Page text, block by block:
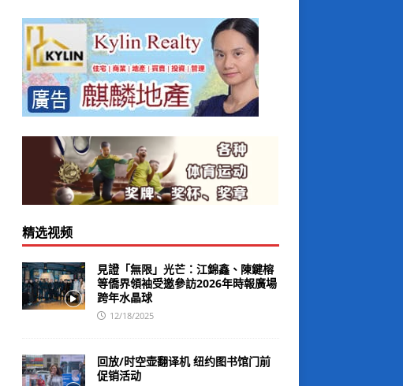
精选视频
見證「無限」光芒：江錦鑫、陳鍵榕
等僑界領袖受邀參訪2026年時報廣場
跨年水晶球
12/18/2025
回放/时空壶翻译机 纽约图书馆门前
促销活动